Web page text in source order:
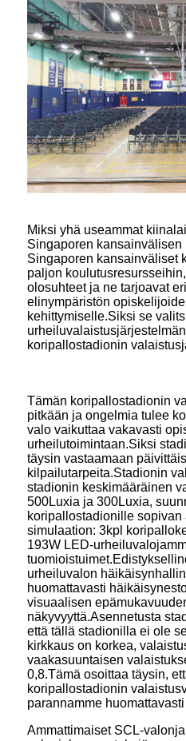
Miksi yhä useammat
Singaporen
Singaporen kansainväliset
paljon
olosuhteet ja ne tarjoavat
elinympäristön
kehittymiselle.Siksi se
koripallostadionin
Tämän koripallostadionin
pitkään ja ongelmia tulee
valo vaikuttaa vakavasti
urheilutoimintaan.Siksi
täysin vastaamaan
kilpailutarpeita.Stadionin
stadionin keskimääräinen
500Luxia ja 300Luxia,
koripallostadionille sopivan
simulaation: 3kpl
193W LED-
urheiluvalon
huomattavasti
visuaalisen
näkyvyyttä.Asennetusta
että tällä stadionilla ei ole
kirkkaus on korkea,
vaakasuuntaisen
0,8.Tämä osoittaa täysin,
koripallostadionin
parannamme
Ammattimaiset SCL-